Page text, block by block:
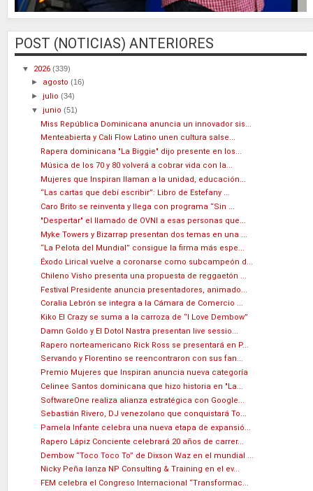
POST (NOTICIAS) ANTERIORES
▼ 2026 (339)
► agosto(16)
►julio(34)
▼junio(51)
Miss República Dominicana anuncia un innovador sis...
Menteabierta y Cali Flow Latino unen cultura salse...
Rapera dominicana "La Biggie" dijo presente en los...
Música de los 70 y 80 volverá a cobrar vida con la...
Mujeres que Inspiran llaman a la unidad, educación...
“Las cartas que debí escribir”: Libro de Estefany ...
Caro Brito se reinventa y llega con programa “Sin ...
"Despertar" el llamado de OVNI a esas personas que...
Myke Towers y Bizarrap presentan dos temas en una ...
“La Pelota del Mundial” consigue la firma más espe...
Éxodo Lirical vuelve a coronarse como subcampeón d...
Chileno Visho presenta una propuesta de reggaetón ...
Festival Presidente anuncia presentadores, animado...
Coralia Lebrón se integra a la Cámara de Comercio ...
Kiko El Crazy se suma a la carroza de “I Love Dembow”
Damn Goldo y El Dotol Nastra presentan live sessio...
Rapero norteamericano Rick Ross se presentará en P...
Servando y Florentino se reencontraron con sus fan...
Premio Mujeres que Inspiran anuncia nueva categoría
Celinee Santos dominicana que hizo historia en "La...
SoftwareOne realiza alianza estratégica con Google...
Sebastián Rivero, DJ venezolano que conquistará To...
Pamela Infante celebra una nueva etapa de expansió...
Rapero Lápiz Conciente celebrará 20 años de carrer...
Dembow “Toco Toco To” de Dixson Waz en el mundial ...
Nicky Peña lanza NP Consulting & Training en el ev...
FEM celebra el Congreso Internacional “Transformac...